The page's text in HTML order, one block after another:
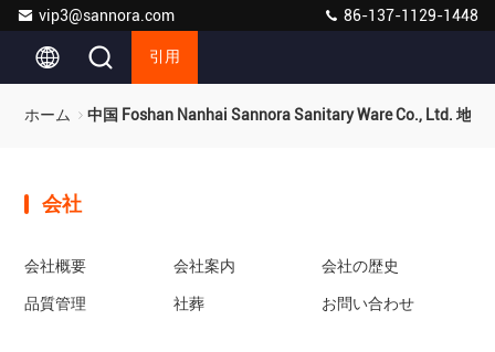
vip3@sannora.com 86-137-1129-1448
引用
ホーム 中国 Foshan Nanhai Sannora Sanitary Ware Co., Ltd. 地図
会社
会社概要 会社案内 会社の歴史
品質管理 社葬 お問い合わせ